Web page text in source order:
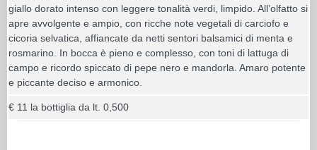
giallo dorato intenso con leggere tonalità verdi, limpido. All’olfatto si
apre avvolgente e ampio, con ricche note vegetali di carciofo e
cicoria selvatica, affiancate da netti sentori balsamici di menta e
rosmarino. In bocca è pieno e complesso, con toni di lattuga di
campo e ricordo spiccato di pepe nero e mandorla. Amaro potente
e piccante deciso e armonico.
€ 11 la bottiglia da lt. 0,500